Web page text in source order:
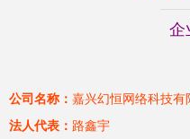
企
公司名称： 嘉兴幻恒网络科技有
法人代表： 路鑫宇